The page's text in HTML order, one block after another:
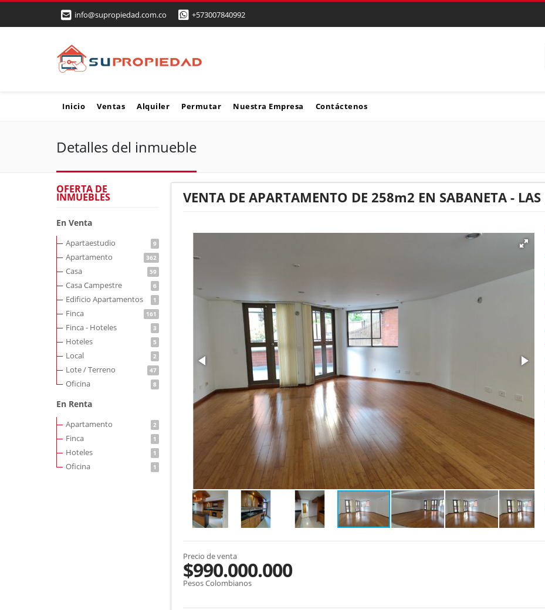
info@supropiedad.com.co +573007840992
Inicio Ventas Alquiler Permutar Nuestra Empresa Contáctenos
Detalles del inmueble
OFERTA DE
INMUEBLES
En Venta
Apartaestudio 9
Apartamento 362
Casa 59
Casa Campestre 6
Edificio Apartamentos 1
Finca 161
Finca - Hoteles 3
Hoteles 5
Local 2
Lote / Terreno 47
Oficina 8
En Renta
Apartamento 2
Finca 1
Hoteles 1
Oficina 1
VENTA DE APARTAMENTO DE 258m2 EN SABANETA -
Precio de venta
$990.000.000
Pesos Colombianos